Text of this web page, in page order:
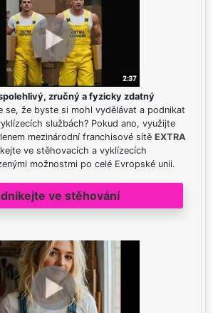
zručný a fyzicky zdatný
se, že byste si mohl vydělávat a podnikat
službách? Pokud ano, využijte
mezinárodní franchisové sítě EXTRA
ve stěhovacích a vyklízecích
možnostmi po celé Evropské unii.
ve stěhování